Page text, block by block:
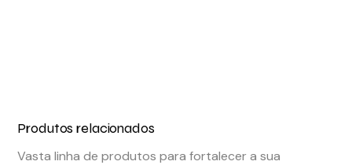
Produtos relacionados
Vasta linha de produtos para fortalecer a sua